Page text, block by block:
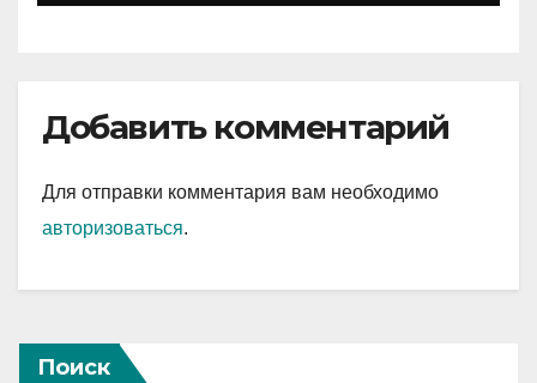
Добавить комментарий
Для отправки комментария вам необходимо
авторизоваться.
Поиск